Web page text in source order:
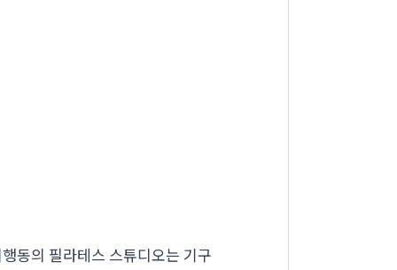
동의 필라테스 스튜디오는 기구